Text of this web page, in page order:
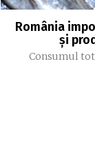
România
şi
Consumul